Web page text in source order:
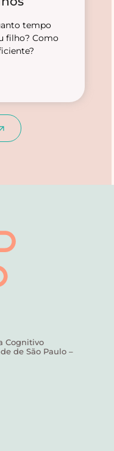
tempo
filho? Como
Cognitivo
de São Paulo –